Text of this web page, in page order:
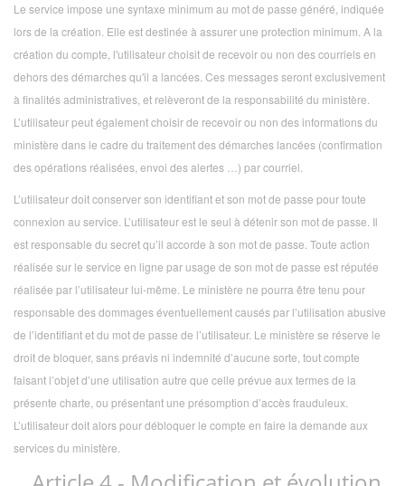
Le service impose une syntaxe minimum au mot de passe généré, indiquée
lors de la création. Elle est destinée à assurer une protection minimum. A la
création du compte, l'utilisateur choisit de recevoir ou non des courriels en
dehors des démarches qu'il a lancées. Ces messages seront exclusivement
à finalités administratives, et relèveront de la responsabilité du ministère.
L’utilisateur peut également choisir de recevoir ou non des informations du
ministère dans le cadre du traitement des démarches lancées (confirmation
des opérations réalisées, envoi des alertes …) par courriel.
L’utilisateur doit conserver son identifiant et son mot de passe pour toute
connexion au service. L’utilisateur est le seul à détenir son mot de passe. Il
est responsable du secret qu’il accorde à son mot de passe. Toute action
réalisée sur le service en ligne par usage de son mot de passe est réputée
réalisée par l’utilisateur lui-même. Le ministère ne pourra être tenu pour
responsable des dommages éventuellement causés par l’utilisation abusive
de l’identifiant et du mot de passe de l’utilisateur. Le ministère se réserve le
droit de bloquer, sans préavis ni indemnité d’aucune sorte, tout compte
faisant l’objet d’une utilisation autre que celle prévue aux termes de la
présente charte, ou présentant une présomption d’accès frauduleux.
L’utilisateur doit alors pour débloquer le compte en faire la demande aux
services du ministère.